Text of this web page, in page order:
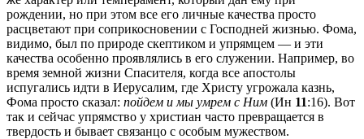
рождении, но при этом все его личные качества просто
расцветают при соприкосновении с Господней жизнью. Фома,
видимо, был по природе скептиком и упрямцем — и эти
качества особенно проявлялись в его служении. Например, во
время земной жизни Спасителя, когда все апостолы
испугались идти в Иерусалим, где Христу угрожала казнь,
Фома просто сказал: пойдем и мы умрем с Ним (Ин 11:16). Вот
так и сейчас упрямство у христиан часто превращается в
твердость и бывает связанцо с особым мужеством.